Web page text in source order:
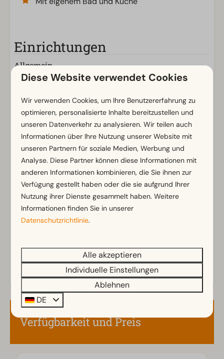
Einrichtungen
Allgemein
WLAN (gratis)
Kein Feuerwerk erlaubt
Badezimmer
Badezimmer unten: 1
Dusche
Toiletten im Badezimmer: 1
Außenbereich
Sonnenschirm
Einbauküche
Kaffeemaschine
Zeig mehr ↓
Energielabel(s)
Verfügbarkeit und Preis
Diese Website verwendet Cookies
Wir verwenden Cookies, um Ihre Benutzererfahrung zu
optimieren, personalisierte Inhalte bereitzustellen und
unseren Datenverkehr zu analysieren. Wir teilen auch
Informationen über Ihre Nutzung unserer Website mit
unseren Partnern für soziale Medien, Werbung und
Analyse. Diese Partner können diese Informationen mit
anderen Informationen kombinieren, die Sie ihnen zur
Verfügung gestellt haben oder die sie aufgrund Ihrer
Nutzung ihrer Dienste gesammelt haben. Weitere
Informationen finden Sie in unserer
Datenschutzrichtlinie.
Alle akzeptieren
Individuelle Einstellungen
Ablehnen
DE